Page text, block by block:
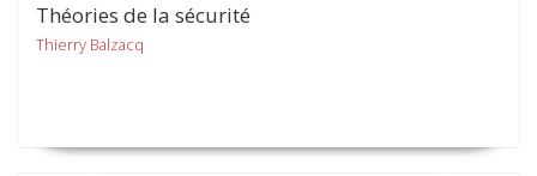
Théories de la sécurité
Thierry Balzacq